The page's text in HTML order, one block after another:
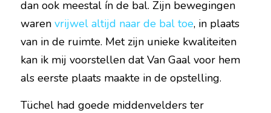
dan ook meestal ín de bal. Zijn bewegingen
waren vrijwel altijd naar de bal toe, in plaats
van in de ruimte. Met zijn unieke kwaliteiten
kan ik mij voorstellen dat Van Gaal voor hem
als eerste plaats maakte in de opstelling.
Tüchel had goede middenvelders ter